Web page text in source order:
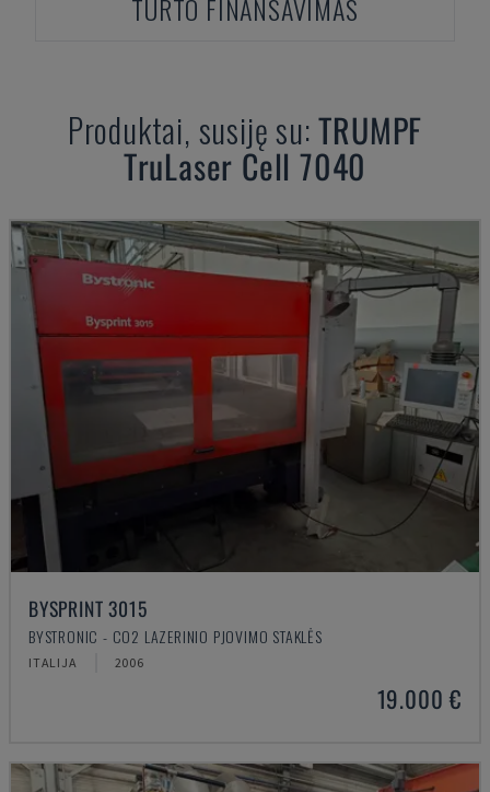
TURTO FINANSAVIMAS
Produktai, susiję su:TRUMPF
TruLaser Cell 7040
BYSPRINT 3015
BYSTRONIC - CO2 LAZERINIO PJOVIMO STAKLĖS
ITALIJA 2006
19.000 €